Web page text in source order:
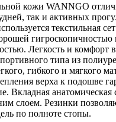
кожи WANNGO
так и активных
текстильная
гигроскопичностью
Легкость и комфорт
типа из
гибкого и мягкого
верха к подошве
Вкладная анатомическая
слоем. Резинки
по полноте стопы.